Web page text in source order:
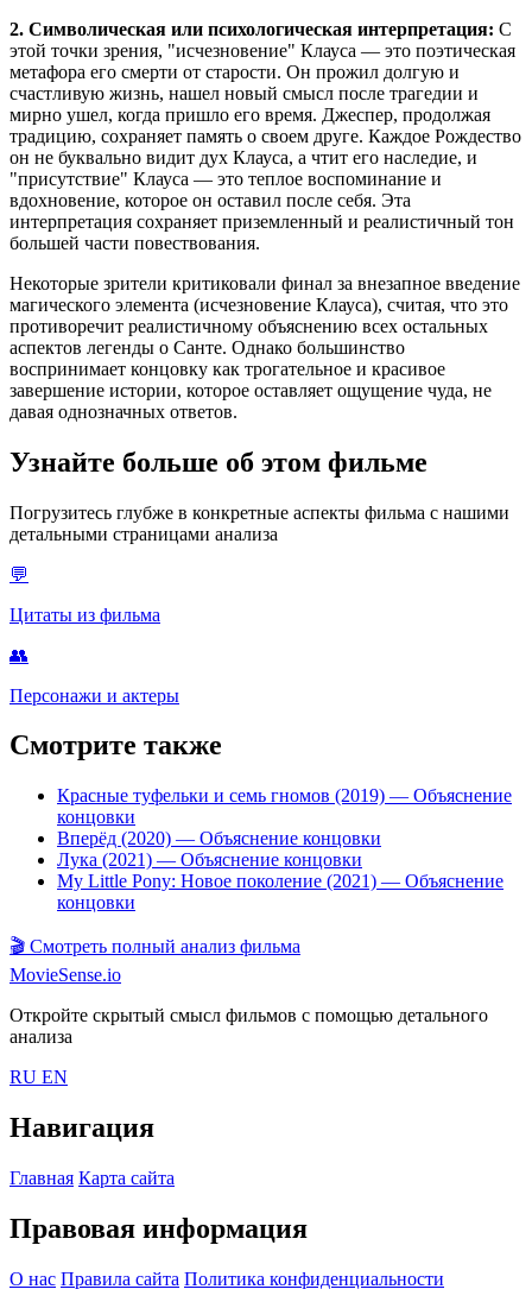
2. Символическая или психологическая интерпретация: С
этой точки зрения, "исчезновение" Клауса — это поэтическая
метафора его смерти от старости. Он прожил долгую и
счастливую жизнь, нашел новый смысл после трагедии и
мирно ушел, когда пришло его время. Джеспер, продолжая
традицию, сохраняет память о своем друге. Каждое Рождество
он не буквально видит дух Клауса, а чтит его наследие, и
"присутствие" Клауса — это теплое воспоминание и
вдохновение, которое он оставил после себя. Эта
интерпретация сохраняет приземленный и реалистичный тон
большей части повествования.
Некоторые зрители критиковали финал за внезапное введение
магического элемента (исчезновение Клауса), считая, что это
противоречит реалистичному объяснению всех остальных
аспектов легенды о Санте. Однако большинство
воспринимает концовку как трогательное и красивое
завершение истории, которое оставляет ощущение чуда, не
давая однозначных ответов.
Узнайте больше об этом фильме
Погрузитесь глубже в конкретные аспекты фильма с нашими
детальными страницами анализа
💬
Цитаты из фильма
👥
Персонажи и актеры
Смотрите также
Красные туфельки и семь гномов (2019) — Объяснение
концовки
Вперёд (2020) — Объяснение концовки
Лука (2021) — Объяснение концовки
My Little Pony: Новое поколение (2021) — Объяснение
концовки
🎬 Смотреть полный анализ фильма
MovieSense.io
Откройте скрытый смысл фильмов с помощью детального
анализа
RU EN
Навигация
Главная Карта сайта
Правовая информация
О нас Правила сайта Политика конфиденциальности